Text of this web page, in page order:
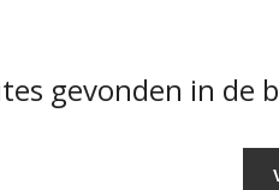
gevonden in de